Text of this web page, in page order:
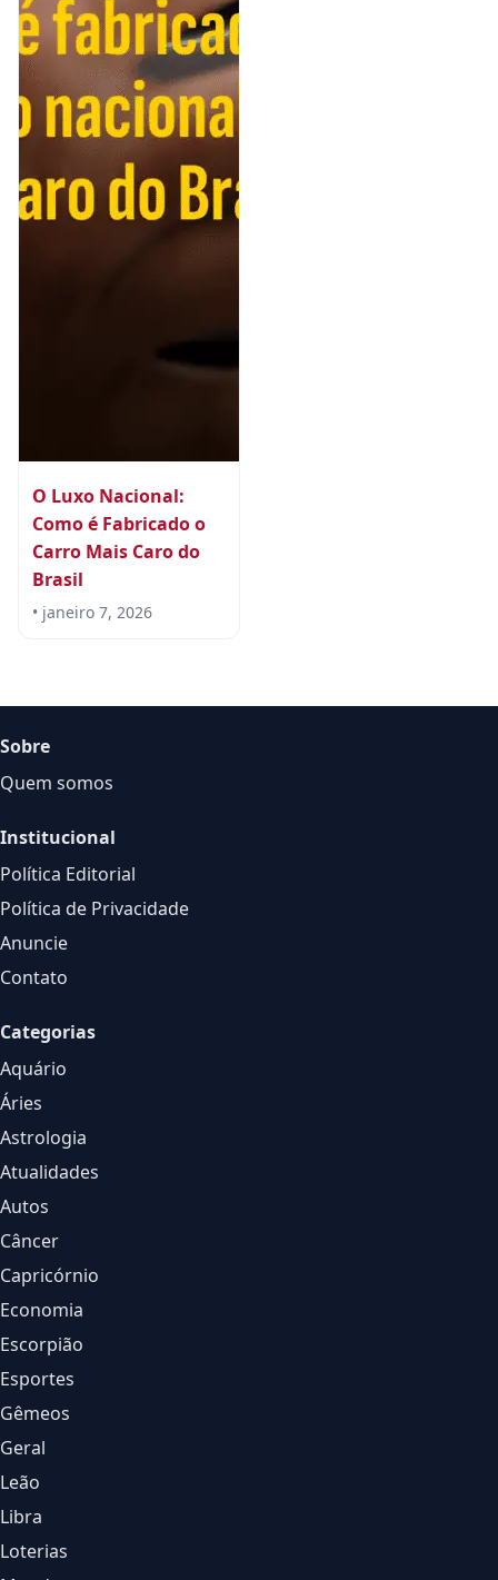
O Luxo Nacional:
Como é Fabricado o
Carro Mais Caro do
Brasil
• janeiro 7, 2026
Sobre
Quem somos
Institucional
Política Editorial
Política de Privacidade
Anuncie
Contato
Categorias
Aquário
Áries
Astrologia
Atualidades
Autos
Câncer
Capricórnio
Economia
Escorpião
Esportes
Gêmeos
Geral
Leão
Libra
Loterias